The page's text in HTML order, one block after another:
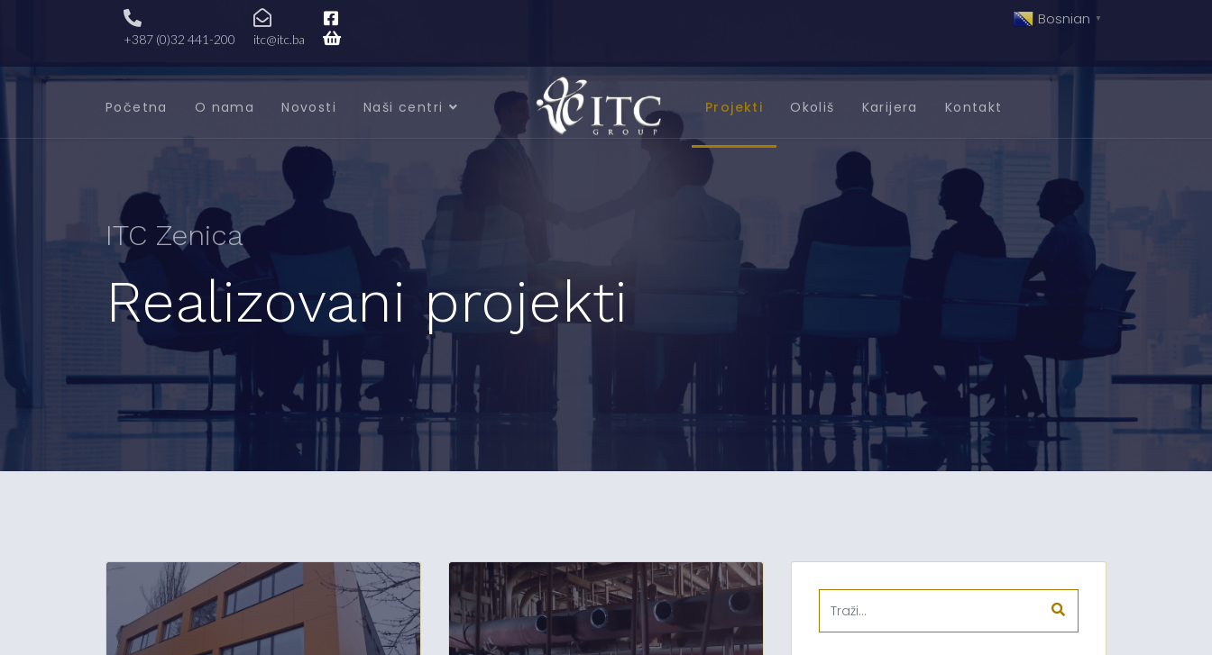
+387 (0)32 441-200 itc@itc.ba
Bosnian ▼
Početna O nama Novosti Naši centri Projekti Okoliš Karijera Kontakt
ITC Zenica
Realizovani projekti